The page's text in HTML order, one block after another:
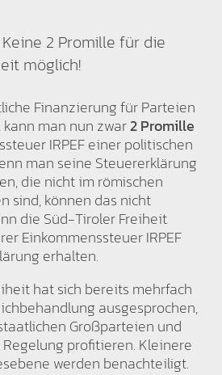
2 Promille für die
möglich!
Finanzierung für Parteien
man nun zwar2 Promille
IRPEF einer politischen
man seine Steuererklärung
die nicht im römischen
sind, können das nicht
die Süd-Tiroler Freiheit
Einkommenssteuer IRPEF
erhalten.
hat sich bereits mehrfach
ausgesprochen,
Großparteien und
profitieren. Kleinere
werden benachteiligt.